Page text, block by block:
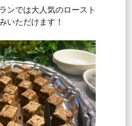
ンでは大人気のロースト
いただけます！